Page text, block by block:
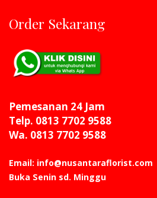
Order Sekarang
Pemesanan 24 Jam
Telp. 0813 7702 9588
Wa. 0813 7702 9588
Email: info@nusantaraflorist.com
Buka Senin sd. Minggu